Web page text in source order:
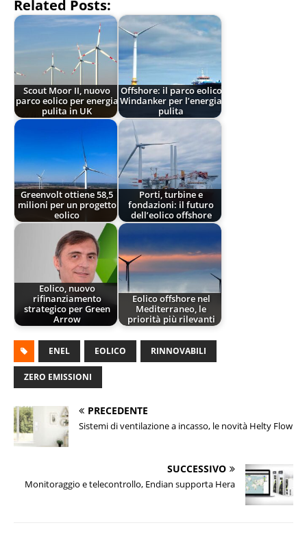
Related Posts:
Scout Moor II, nuovo
parco eolico per energia
pulita in UK
Offshore: il parco eolico
Windanker per l’energia
pulita
Greenvolt ottiene 58,5
milioni per un progetto
eolico
Porti, turbine e
fondazioni: il futuro
dell’eolico offshore
Eolico, nuovo
rifinanziamento
strategico per Green
Arrow
Eolico offshore nel
Mediterraneo, le
priorità più rilevanti
ENEL EOLICO RINNOVABILI
ZERO EMISSIONI
PRECEDENTE
Sistemi di ventilazione a incasso, le novità Helty Flow
SUCCESSIVO
Monitoraggio e telecontrollo, Endian supporta Hera